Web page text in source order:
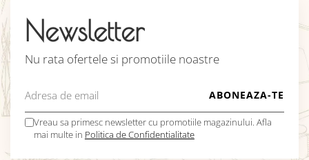
Newsletter
Nu rata ofertele si promotiile noastre
Vreau sa primesc newsletter cu promotiile magazinului. Afla
mai multe in Politica de Confidentialitate